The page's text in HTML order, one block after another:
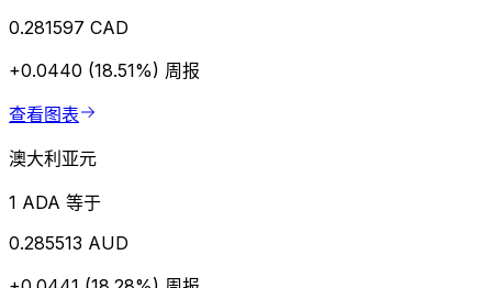
0.281597 CAD
+0.0440 (18.51%) 周报
查看图表
澳大利亚元
1 ADA 等于
0.285513 AUD